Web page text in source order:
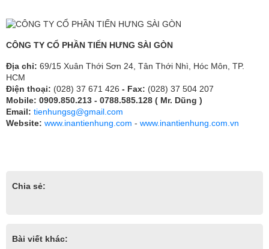
CÔNG TY CỔ PHẦN TIẾN HƯNG SÀI GÒN
Địa chỉ: 69/15 Xuân Thới Sơn 24, Tân Thới Nhì, Hóc Môn, TP.
HCM
Điện thoại: (028) 37 671 426 - Fax: (028) 37 504 207
Mobile: 0909.850.213 - 0788.585.128 ( Mr. Dũng )
Email: tienhungsg@gmail.com
Website: www.inantienhung.com - www.inantienhung.com.vn
Chia sẻ:
Bài viết khác: